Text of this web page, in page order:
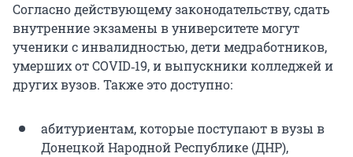
Согласно действующему законодательству, сдать
внутренние экзамены в университете могут
ученики с инвалидностью, дети медработников,
умерших от COVID‑19, и выпускники колледжей и
других вузов. Также это доступно:
абитуриентам, которые поступают в вузы в
Донецкой Народной Республике (ДНР),